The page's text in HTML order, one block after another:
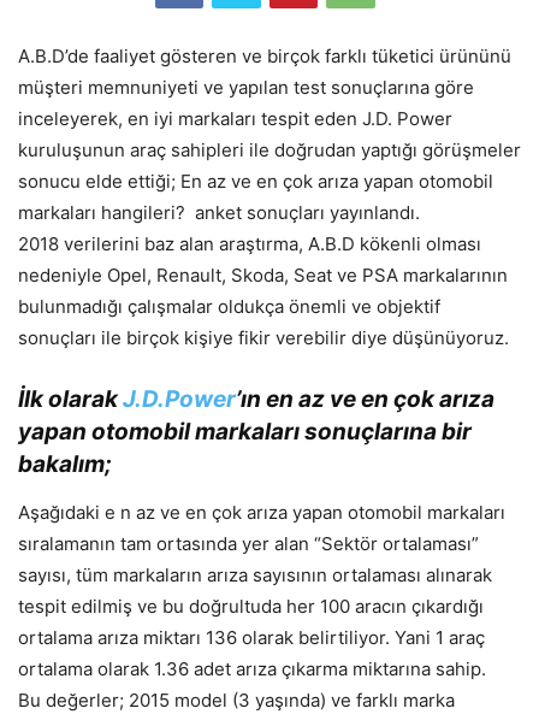
A.B.D’de faaliyet gösteren ve birçok farklı tüketici ürününü
müşteri memnuniyeti ve yapılan test sonuçlarına göre
inceleyerek, en iyi markaları tespit eden J.D. Power
kuruluşunun araç sahipleri ile doğrudan yaptığı görüşmeler
sonucu elde ettiği; En az ve en çok arıza yapan otomobil
markaları hangileri? anket sonuçları yayınlandı.
2018 verilerini baz alan araştırma, A.B.D kökenli olması
nedeniyle Opel, Renault, Skoda, Seat ve PSA markalarının
bulunmadığı çalışmalar oldukça önemli ve objektif
sonuçları ile birçok kişiye fikir verebilir diye düşünüyoruz.
İlk olarakJ.D.Power’ın en az ve en çok arıza
yapan otomobil markaları sonuçlarına bir
bakalım;
Aşağıdaki e n az ve en çok arıza yapan otomobil markaları
sıralamanın tam ortasında yer alan “Sektör ortalaması”
sayısı, tüm markaların arıza sayısının ortalaması alınarak
tespit edilmiş ve bu doğrultuda her 100 aracın çıkardığı
ortalama arıza miktarı 136 olarak belirtiliyor. Yani 1 araç
ortalama olarak 1.36 adet arıza çıkarma miktarına sahip.
Bu değerler; 2015 model (3 yaşında) ve farklı marka